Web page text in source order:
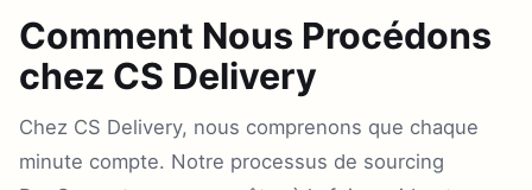
Comment Nous Procédons
chez CS Delivery
Chez CS Delivery, nous comprenons que chaque
minute compte. Notre processus de sourcing